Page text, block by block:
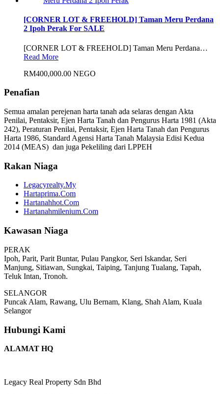
[CORNER LOT & FREEHOLD] Taman Meru Perdana
2 Ipoh Perak For SALE
[CORNER LOT & FREEHOLD] Taman Meru Perdana…
Read More
RM400,000.00 NEGO
Penafian
Semua amalan perejenan harta tanah ada selaras dengan Akta
Penilai, Pentaksir, Ejen Harta Tanah dan Pengurus Harta 1981 (Akta
242), Peraturan Penilai, Pentaksir, Ejen Harta Tanah dan Pengurus
Harta 1986, Standard Agensi Harta Tanah Malaysia Edisi Kedua
2014 (MEAS) dan juga Pekeliling dari LPPEH
Rakan Niaga
Legacyrealty.My
Hartaprima.Com
Hartanahhot.Com
Hartanahmilenium.Com
Kawasan Niaga
PERAK
Ipoh, Parit, Parit Buntar, Pulau Pangkor, Seri Iskandar, Seri
Manjung, Sitiawan, Sungkai, Taiping, Tanjung Tualang, Tapah,
Teluk Intan, Tronoh.
SELANGOR
Puncak Alam, Rawang, Ulu Bernam, Klang, Shah Alam, Kuala
Selangor
Hubungi Kami
ALAMAT HQ
Legacy Real Property Sdn Bhd